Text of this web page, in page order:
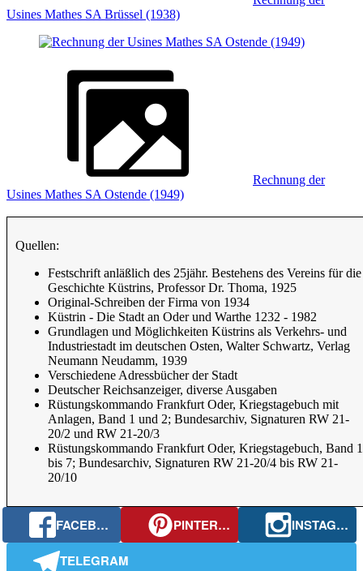
Usines Mathes SA Brüssel (1938)
Rechnung der
Usines Mathes SA Ostende (1949)
Quellen:
Festschrift anläßlich des 25jähr. Bestehens des Vereins für die
Geschichte Küstrins, Professor Dr. Thoma, 1925
Original-Schreiben der Firma von 1934
Küstrin - Die Stadt an Oder und Warthe 1232 - 1982
Grundlagen und Möglichkeiten Küstrins als Verkehrs- und
Industriestadt im deutschen Osten, Walter Schwartz, Verlag
Neumann Neudamm, 1939
Verschiedene Adressbücher der Stadt
Deutscher Reichsanzeiger, diverse Ausgaben
Rüstungskommando Frankfurt Oder, Kriegstagebuch mit
Anlagen, Band 1 und 2; Bundesarchiv, Signaturen RW 21-
20/2 und RW 21-20/3
Rüstungskommando Frankfurt Oder, Kriegstagebuch, Band 1
bis 7; Bundesarchiv, Signaturen RW 21-20/4 bis RW 21-
20/10
FACEBOOK PINTEREST
INSTAGRAM
TELEGRAM